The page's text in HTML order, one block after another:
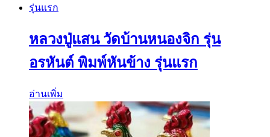
หลวงปู่แสน วัดบ้านหนองจิก รุ่น
อรหันต์ พิมพ์หันข้าง รุ่นแรก
อ่านเพิ่ม